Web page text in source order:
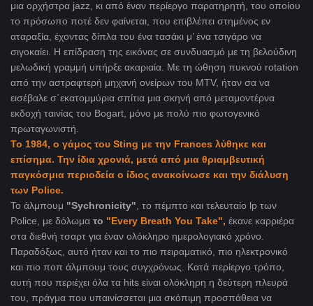
μια ορχήστρα jazz, κι από έναν περίεργο παρατηρητή, του οποίου
το πρόσωπο ποτέ δεν φαίνεται, που επιβλέπει στημένος εν
αταραξία, έχοντας δίπλα του ένα τασάκι μ’ ένα τσιγάρο να
σιγοκαίει. Η επίδραση της εικόνας σε συνδυασμό με τη βελούδινη
μελωδική γραμμή υπήρξε ακαριαία. Με τη ώθηση πυκνού rotation
από την αστραφτερή μηχανή ονείρων του MTV, ήταν σα να
εισέβαλε σ΄εκατομμύρια σπίτια μια σκηνή από μεταμοντέρνα
εκδοχή ταινίας του Bogart , μόνο με πολύ πιο φωτογενικό
πρωταγωνιστή.
Το 1984, ο γάμος του Sting με την Frances λύθηκε και
επίσημα. Την ίδια χρονιά, μετά από μια θριαμβευτική
παγκόσμια περιοδεία ο ίδιος ανακοίνωσε και την διάλυση
των Police.
To άλμπουμ "Sychronicity" , το πέμπτο και τελευταίο lp των
Police , με δόλωμα το "Every Breath You Take", έκανε καρριέρα
στα διεθνή τσαρτ για έναν ολόκληρο ημερολογιακό χρόνο.
Παραδόξως, αυτό ήταν και το πιο πειραματικό, πιο ηλεκτρονικό
και πιο ποπ άλμπουμ τους συγχρόνως. Κατά περίεργο τρόπο,
αυτή που περιέχει όλα τα hits είναι ολόκληρη η δεύτερη πλευρά
του, πράγμα που υπαινίσσεται μια σκόπιμη προσπάθεια να